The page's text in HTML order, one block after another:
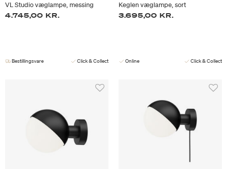
VL Studio væglampe, messing
4.745,00 KR.
Bestillingsvare Click & Collect
Keglen væglampe, sort
3.695,00 KR.
Online Click & Collect